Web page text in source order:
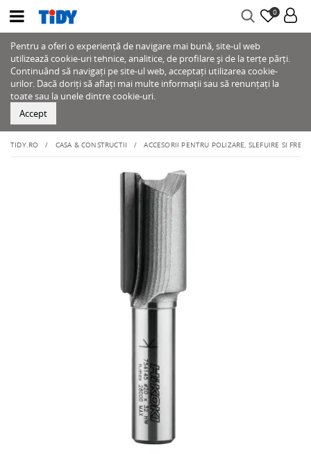
0
Pentru a oferi o experiență de navigare mai bună, site-ul web
utilizează cookie-uri tehnice, analitice, de profilare și de la terțe părți.
Continuând să navigați pe site-ul web, acceptați utilizarea cookie-
urilor. Dacă doriți să aflați mai multe informații sau să renunțați la
toate sau la unele dintre cookie-uri.
Accept
TIDY.RO CASA & CONSTRUCTII ACCESORII PENTRU POLIZARE, SLEFUIRE SI